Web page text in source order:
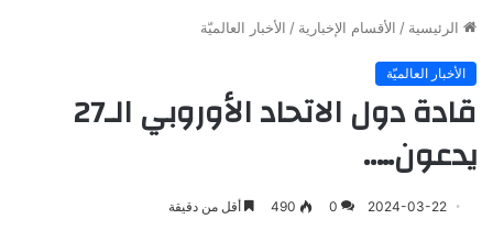
الرئيسية / الأقسام الإخبارية / الأخبار العالميّة
الأخبار العالميّة
قادة دول الاتحاد الأوروبي الـ27
يدعون…..
2024-03-22
0
490 أقل من دقيقة